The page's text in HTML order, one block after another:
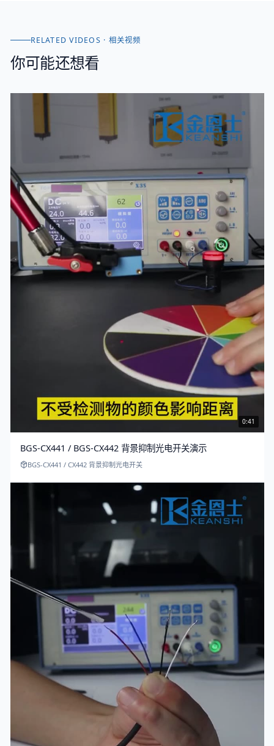
RELATED VIDEOS · 相关视频
你可能还想看
0:41
BGS-CX441 / BGS-CX442 背景抑制光电开关演示
BGS-CX441 / CX442 背景抑制光电开关